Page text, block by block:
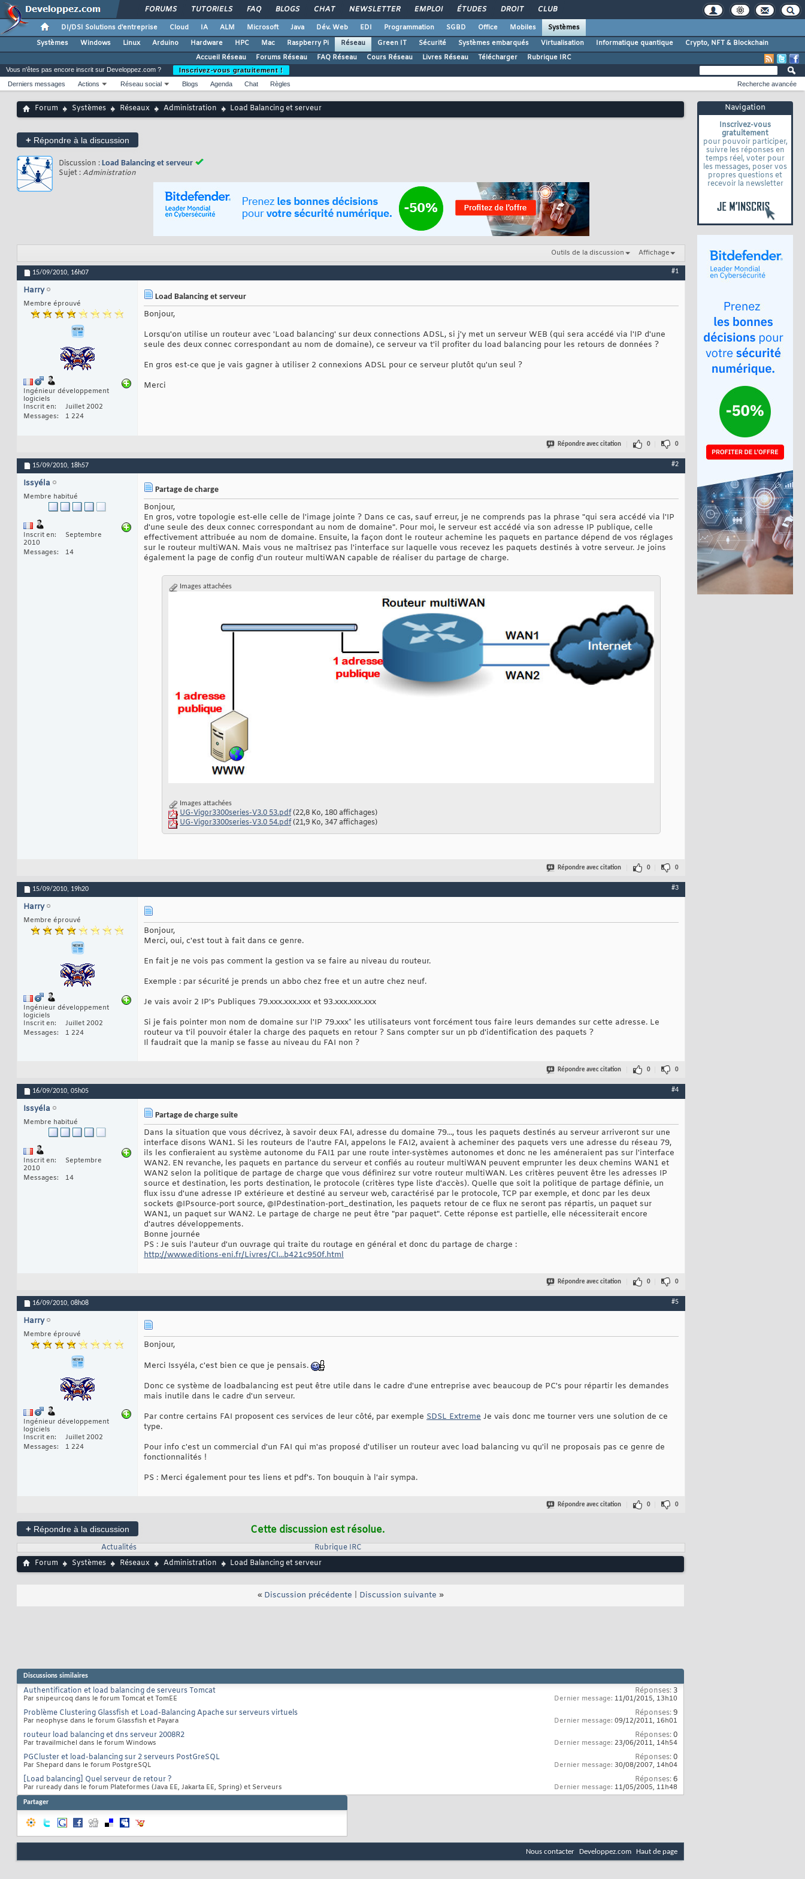
FORUMS TUTORIELS FAQ BLOGS CHAT NEWSLETTER EMPLOI ÉTUDES DROIT CLUB
DI/DSI Solutions d'entreprise Cloud IA ALM Microsoft Java Dév. Web EDI Programmation SGBD Office Mobiles
Systèmes
Systèmes
Windows Linux Arduino Hardware HPC Mac Raspberry Pi Réseau Green IT Sécurité Systèmes embarqués Virtualisation Informatique quantique
Crypto, NFT & Blockchain
Accueil Réseau
Forums Réseau FAQ Réseau Cours Réseau Livres Réseau Télécharger Rubrique IRC
Navigation
Inscrivez-vous
gratuitement
pour pouvoir participer,
suivre les réponses en
temps réel, voter pour
les messages, poser vos
propres questions et
recevoir la newsletter
Vous n'êtes pas encore inscrit sur Developpez.com ?
Inscrivez-vous gratuitement !
Derniers messages
Actions Réseau social Blogs Agenda Chat Règles Recherche avancée
Forum Systèmes Réseaux Administration Load Balancing et serveur
+ Répondre à la discussion
Discussion : Load Balancing et serveur
Sujet :Administration
Outils de la discussion Affichage
15/09/2010, 16h07 #1
Harry
Membre éprouvé
Ingénieur développement
logiciels
Inscrit en
Juillet 2002
Messages
1 224
Load Balancing et serveur
Bonjour,
Lorsqu'on utilise un routeur avec 'Load balancing' sur deux connections ADSL, si j'y met un serveur WEB (qui sera accédé via l'IP d'une
seule des deux connec correspondant au nom de domaine), ce serveur va t'il profiter du load balancing pour les retours de données ?
En gros est-ce que je vais gagner à utiliser 2 connexions ADSL pour ce serveur plutôt qu'un seul ?
Merci
Répondre avec citation 0 0
15/09/2010, 18h57 #2
Issyéla
Membre habitué
Inscrit en
Septembre
2010
Messages
14
Partage de charge
Bonjour,
En gros, votre topologie est-elle celle de l'image jointe ? Dans ce cas, sauf erreur, je ne comprends pas la phrase "qui sera accédé via l'IP
d'une seule des deux connec correspondant au nom de domaine". Pour moi, le serveur est accédé via son adresse IP publique, celle
effectivement attribuée au nom de domaine. Ensuite, la façon dont le routeur achemine les paquets en partance dépend de vos réglages
sur le routeur multiWAN. Mais vous ne maîtrisez pas l'interface sur laquelle vous recevez les paquets destinés à votre serveur. Je joins
également la page de config d'un routeur multiWAN capable de réaliser du partage de charge.
Images attachées
Images attachées
UG-Vigor3300series-V3.0 53.pdf(22,8 Ko, 180 affichages)
UG-Vigor3300series-V3.0 54.pdf(21,9 Ko, 347 affichages)
Répondre avec citation 0 0
15/09/2010, 19h20 #3
Harry
Membre éprouvé
Ingénieur développement
logiciels
Inscrit en
Juillet 2002
Messages
1 224
Bonjour,
Merci, oui, c'est tout à fait dans ce genre.
En fait je ne vois pas comment la gestion va se faire au niveau du routeur.
Exemple : par sécurité je prends un abbo chez free et un autre chez neuf.
Je vais avoir 2 IP's Publiques 79.xxx.xxx.xxx et 93.xxx.xxx.xxx
Si je fais pointer mon nom de domaine sur l'IP 79.xxx* les utilisateurs vont forcément tous faire leurs demandes sur cette adresse. Le
routeur va t'il pouvoir étaler la charge des paquets en retour ? Sans compter sur un pb d'identification des paquets ?
Il faudrait que la manip se fasse au niveau du FAI non ?
Répondre avec citation 0 0
16/09/2010, 05h05 #4
Issyéla
Membre habitué
Inscrit en
Septembre
2010
Messages
14
Partage de charge suite
Dans la situation que vous décrivez, à savoir deux FAI, adresse du domaine 79..., tous les paquets destinés au serveur arriveront sur une
interface disons WAN1. Si les routeurs de l'autre FAI, appelons le FAI2, avaient à acheminer des paquets vers une adresse du réseau 79,
ils les confieraient au système autonome du FAI1 par une route inter-systèmes autonomes et donc ne les améneraient pas sur l'interface
WAN2. EN revanche, les paquets en partance du serveur et confiés au routeur multiWAN peuvent emprunter les deux chemins WAN1 et
WAN2 selon la politique de partage de charge que vous définirez sur votre routeur multiWAN. Les critères peuvent être les adresses IP
source et destination, les ports destination, le protocole (critères type liste d'accès). Quelle que soit la politique de partage définie, un
flux issu d'une adresse IP extérieure et destiné au serveur web, caractérisé par le protocole, TCP par exemple, et donc par les deux
sockets @IPsource-port source, @IPdestination-port_destination, les paquets retour de ce flux ne seront pas répartis, un paquet sur
WAN1, un paquet sur WAN2. Le partage de charge ne peut être "par paquet". Cette réponse est partielle, elle nécessiterait encore
d'autres développements.
Bonne journée
PS : Je suis l'auteur d'un ouvrage qui traite du routage en général et donc du partage de charge :
http://www.editions-eni.fr/Livres/CI...b421c950f.html
Répondre avec citation 0 0
16/09/2010, 08h08 #5
Harry
Membre éprouvé
Ingénieur développement
logiciels
Inscrit en
Juillet 2002
Messages
1 224
Bonjour,
Merci Issyéla, c'est bien ce que je pensais.
Donc ce système de loadbalancing est peut être utile dans le cadre d'une entreprise avec beaucoup de PC's pour répartir les demandes
mais inutile dans le cadre d'un serveur.
Par contre certains FAI proposent ces services de leur côté, par exemple SDSL Extreme Je vais donc me tourner vers une solution de ce
type.
Pour info c'est un commercial d'un FAI qui m'as proposé d'utiliser un routeur avec load balancing vu qu'il ne proposais pas ce genre de
fonctionnalités !
PS : Merci également pour tes liens et pdf's. Ton bouquin à l'air sympa.
Répondre avec citation 0 0
+ Répondre à la discussion Cette discussion est résolue.
Actualités
Rubrique IRC
Forum
Systèmes Réseaux Administration Load Balancing et serveur
« Discussion précédente Discussion suivante »
Discussions similaires
Authentification et load balancing de serveurs Tomcat
Par snipeurcoq dans le forum Tomcat et TomEE
Réponses: 3
Dernier message: 11/01/2015, 13h10
Problème Clustering Glassfish et Load-Balancing Apache sur serveurs virtuels
Par neophyse dans le forum Glassfish et Payara
Réponses:9
Dernier message: 09/12/2011, 16h01
routeur load balancing et dns serveur 2008R2
Par travailmichel dans le forum Windows
Réponses:0
Dernier message: 23/06/2011, 14h54
PGCluster et load-balancing sur 2 serveurs PostGreSQL
Par Shepard dans le forum PostgreSQL
Réponses:0
Dernier message: 30/08/2007, 14h04
[Load balancing] Quel serveur de retour ?
Par ruready dans le forum Plateformes (Java EE, Jakarta EE, Spring) et Serveurs
Réponses:6
Dernier message: 11/05/2005, 11h48
Partager
Nous contacter Developpez.com Haut de page